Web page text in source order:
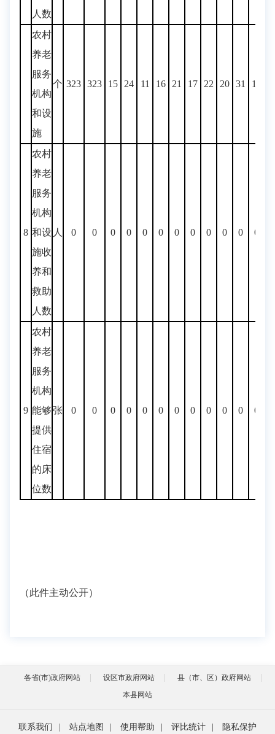
人数
农村
养老
服务
机构
和设
施
个 323 323 15 24 11 16 21 17 22 20 31 14
8
农村
养老
服务
机构
和设
施收
养和
救助
人数
人 0 0 0 0 0 0 0 0 0 0 0 0
9
农村
养老
服务
机构
能够
提供
住宿
的床
位数
张 0 0 0 0 0 0 0 0 0 0 0 0
（此件主动公开）
各省(市)政府网站 设区市政府网站
县（市、区）政府网站
本县网站
联系我们 站点地图 使用帮助 评比统计 隐私保护